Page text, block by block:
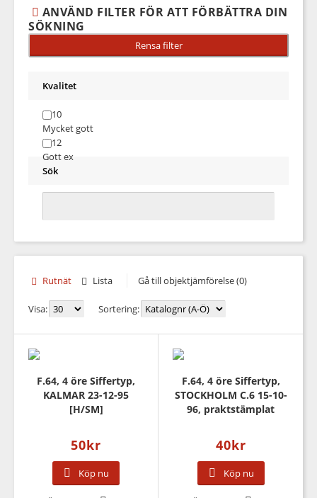
ANVÄND FILTER FÖR ATT FÖRBÄTTRA DIN
SÖKNING
Kvalitet
10
Mycket gott
12
Gott ex
Sök
Rutnät Lista Gå till objektjämförelse (0)
Visa: Sortering:
F.64, 4 öre Siffertyp,
KALMAR 23-12-95
[H/SM]
50kr
Köp nu
F.64, 4 öre Siffertyp,
STOCKHOLM C.6 15-10-
96, praktstämplat
40kr
Köp nu